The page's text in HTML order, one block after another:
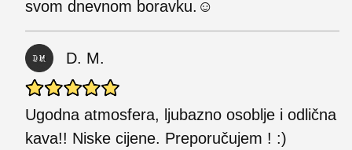
svom dnevnom boravku.☺️
D. M.
Ugodna atmosfera, ljubazno osoblje i odlična
kava!! Niske cijene. Preporučujem ! :)